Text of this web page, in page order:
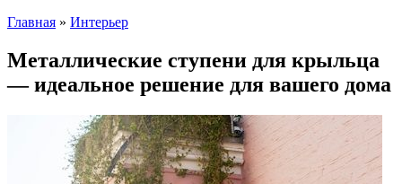
Главная » Интерьер
Металлические ступени для крыльца
— идеальное решение для вашего дома